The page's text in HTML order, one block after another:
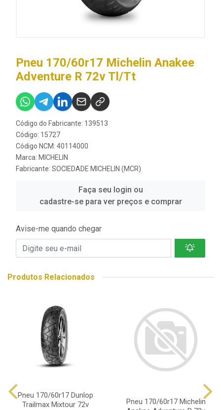
Pneu 170/60r17 Michelin Anakee
Adventure R 72v Tl/Tt
Código do Fabricante: 139513
Código: 15727
Código NCM: 40114000
Marca: MICHELIN
Fabricante: SOCIEDADE MICHELIN (MCR)
Faça seu login ou
cadastre-se para ver preços e comprar
Avise-me quando chegar
Produtos Relacionados
Pneu 170/60r17 Dunlop
Trailmax Mixtour 72v
Pneu 170/60r17 Michelin